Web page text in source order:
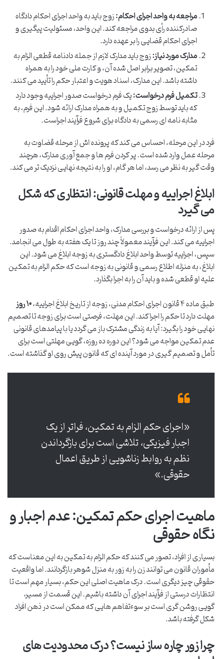
مراجعه به واحد اجرای احکام:زوج باید به واحد اجرای احکام دادگاه
صادرکننده رأی بدوی مراجعه کند. این واحد، مسئولیت پیگیری و
اجرای احکام قضایی را بر عهده دارد.
مدارک مورد نیاز:زوج باید مدارک لازم از جمله دادنامه قطعی الزام به
تمکین، تصویر برابر اصل شده آن، و کارت ملی خود را به همراه
داشته باشد. این مدارک، اسناد هویت و اعتبار حکم را تأیید می کنند.
تکمیل فرم درخواست:یک فرم درخواست صدور اجراییه وجود دارد
که باید توسط زوج تکمیل و به همراه مدارک ارائه شود. این فرم، به
مثابه نامه ای رسمی به دادگاه برای شروع فرآیند اجراست.
فرد در این مرحله، احساس می کند که پرونده اش از مرحله قضاوت به
مرحله عمل وارد شده است. پر کردن فرم ها و جمع آوری مدارک، هرچند
وقت گیر به نظر می رسد، اما هر گام، او را به نتیجه نهایی نزدیک تر می کند.
ابلاغ اجراییه و مهلت قانونی: انتظاری که شکل
می گیرد
پس از ارائه درخواست و بررسی مدارک، واحد اجرای احکام اقدام به صدور
اجراییه می کند. این فرآیند معمولاً چند روز تا یک هفته به طول می انجامد.
سپس، اجراییه توسط واحد ابلاغ دادگستری به زوجه ابلاغ می شود. این
ابلاغ، به منزله اطلاع رسمی و قانونی به زوجه است که حکم الزام به تمکین
علیه او قطعی شده و باید آن را به اجرا بگذارد.
طبق ماده ۴ قانون اجرای احکام مدنی، زوجه از تاریخ ابلاغ اجراییه،
۱۰ روز
مهلت دارد تا حکم را اجرا کند. این مهلت، فرصتی است برای زوجه تا تصمیم
نهایی خود را بگیرد: آیا به زندگی مشترک باز می گردد یا با پیامدهای قانونی
عدم تمکین مواجه می شود؟ این دوره ده روزه، گویی مهلتی است برای
تأمل و تصمیم گیری در مورد آینده ای که قانون پیش روی او گذاشته است.
«اجرای حکم الزام به تمکین، فراتر از یک
اجبار فیزیکی، تلاشی است برای بازگرداندن
نظم به روابط زناشویی از طریق اعمال
حقوقی.»
ماهیت اجرای حکم تمکین: عدم اجبار و
نگاه حقوقی
بسیاری از افراد، تصور می کنند که حکم الزام به تمکین به این معناست که
مأموران قانون می توانند زن را به زور به منزل شوهر بازگردانند. اما واقعیت
حقوقی چیز دیگری است. درک ماهیت اصلی این حکم، بسیار مهم است تا
انتظارات درستی از فرآیند اجرای آن داشته باشیم. این قسمت از مسیر،
گویی روشن گری است بر سوءتفاهم هایی که ممکن است در ذهن افراد
شکل گرفته باشد.
چرا زور چاره ساز نیست؟ درک محدودیت های